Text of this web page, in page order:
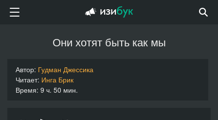
Они хотят быть как мы
Автор: Гудман Джессика
Читает: Инга Брик
Время: 9 ч. 50 мин.